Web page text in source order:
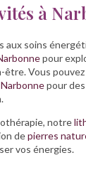
à
aux soins
pour
être. Vous
pour
notre
depierres
vos énergies.